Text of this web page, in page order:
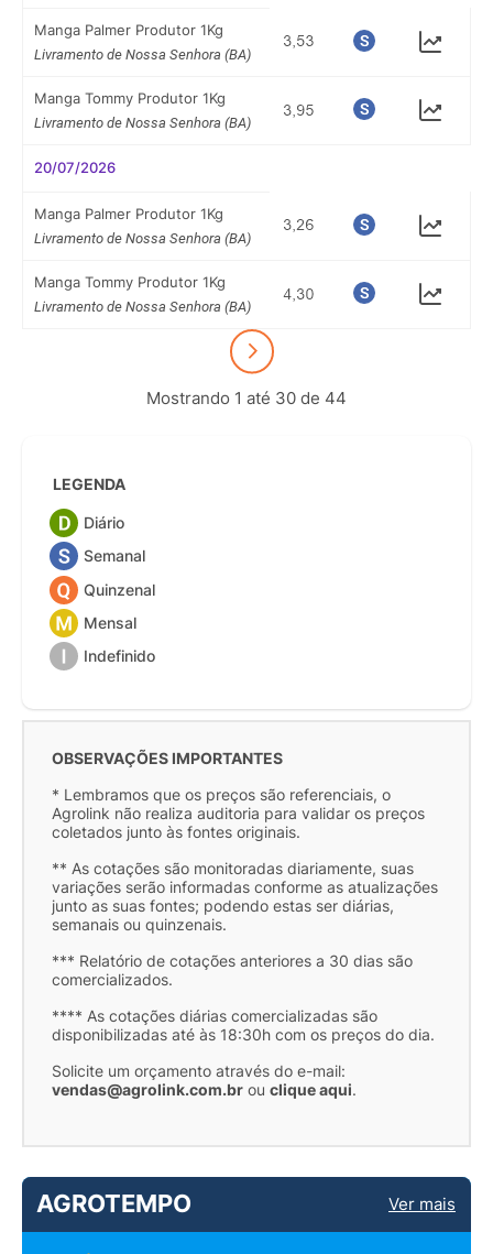
Manga Palmer Produtor 1Kg
Livramento de Nossa Senhora (BA)
Manga Tommy Produtor 1Kg
Livramento de Nossa Senhora (BA)
20/07/2026
Manga Palmer Produtor 1Kg
Livramento de Nossa Senhora (BA)
Manga Tommy Produtor 1Kg
Livramento de Nossa Senhora (BA)
Mostrando 1 até 30 de 44
LEGENDA
Diário
Semanal
Quinzenal
Mensal
Indefinido
OBSERVAÇÕES IMPORTANTES
* Lembramos que os preços são referenciais, o
Agrolink não realiza auditoria para validar os preços
coletados junto às fontes originais.
** As cotações são monitoradas diariamente, suas
variações serão informadas conforme as atualizações
junto as suas fontes; podendo estas ser diárias,
semanais ou quinzenais.
*** Relatório de cotações anteriores a 30 dias são
comercializados.
**** As cotações diárias comercializadas são
disponibilizadas até às 18:30h com os preços do dia.
Solicite um orçamento através do e-mail:
vendas@agrolink.com.br ou clique aqui.
AGROTEMPO Ver mais